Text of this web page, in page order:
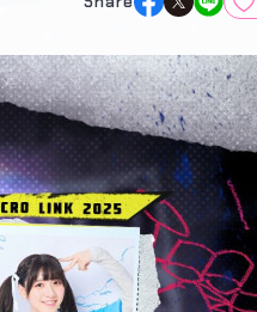
マイデスク設定変更